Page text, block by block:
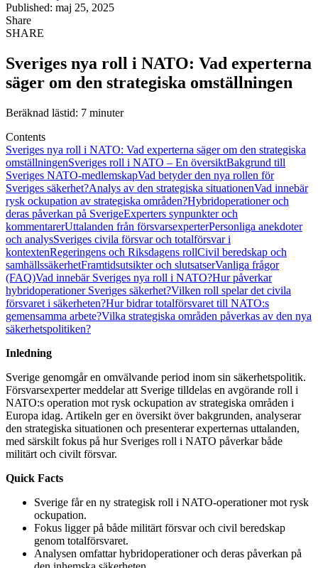
Published: maj 25, 2025
Share
SHARE
Sveriges nya roll i NATO: Vad experterna
säger om den strategiska omställningen
Beräknad lästid: 7 minuter
Contents
Sveriges nya roll i NATO: Vad experterna säger om den strategiska
omställningenSveriges roll i NATO – En översiktBakgrund till
Sveriges NATO-medlemskapVad betyder den nya rollen för
Sveriges säkerhet?Analys av den strategiska situationenVad innebär
rysk ockupation av strategiska områden?Hybridoperationer och
deras påverkan på SverigeExperters synpunkter och
kommentarerUttalanden från försvarsexperterPersonliga anekdoter
och analysSveriges civila försvar och totalförsvar i
kontextenRegeringens och Riksdagens rollCivil beredskap och
samhällssäkerhetFramtidsutsikter och slutsatserVanliga frågor
(FAQ)Vad innebär Sveriges nya roll i NATO?Hur påverkar
hybridoperationer Sveriges säkerhet?Vilken roll spelar det civila
försvaret i säkerheten?Hur bidrar totalförsvaret till NATO:s
gemensamma arbete?Vilka strategiska områden påverkas av den nya
säkerhetspolitiken?
Inledning
Sverige genomgår en omvälvande period inom sin säkerhetspolitik.
Försvarsexperter meddelar att Sverige tilldelas en avgörande roll i
NATO:s operation mot rysk ockupation av strategiska områden i
Europa idag. Artikeln ger en översikt över bakgrunden, analyserar
den strategiska situationen och presenterar experternas uttalanden,
med särskilt fokus på hur Sveriges roll i NATO påverkar både
militärt och civilt försvar.
Quick Facts
Sverige får en ny strategisk roll i NATO-operationer mot rysk
ockupation.
Fokus ligger på både militärt försvar och civil beredskap
genom totalförsvaret.
Analysen omfattar hybridoperationer och deras påverkan på